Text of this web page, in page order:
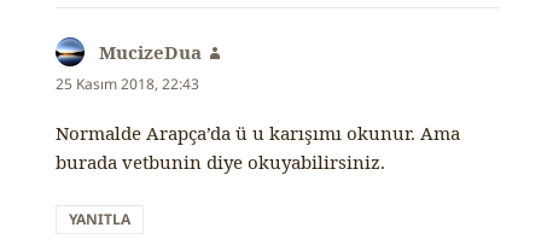
MucizeDua
25 Kasım 2018, 22:43
Normalde Arapça’da ü u karışımı okunur. Ama
burada vetbunin diye okuyabilirsiniz.
YANITLA